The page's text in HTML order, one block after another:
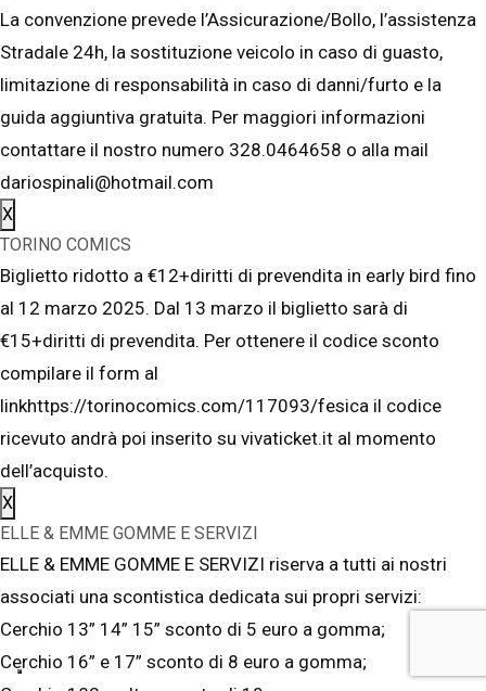
La convenzione prevede l’Assicurazione/Bollo, l’assistenza
Stradale 24h, la sostituzione veicolo in caso di guasto,
limitazione di responsabilità in caso di danni/furto e la
guida aggiuntiva gratuita. Per maggiori informazioni
contattare il nostro numero 328.0464658 o alla mail
dariospinali@hotmail.com
X
TORINO COMICS
Biglietto ridotto a €12+diritti di prevendita in early bird fino
al 12 marzo 2025. Dal 13 marzo il biglietto sarà di
€15+diritti di prevendita. Per ottenere il codice sconto
compilare il form al
linkhttps://torinocomics.com/117093/fesica il codice
ricevuto andrà poi inserito su vivaticket.it al momento
dell’acquisto.
X
ELLE & EMME GOMME E SERVIZI
ELLE & EMME GOMME E SERVIZI riserva a tutti ai nostri
associati una scontistica dedicata sui propri servizi:
Cerchio 13” 14” 15” sconto di 5 euro a gomma;
Cerchio 16” e 17” sconto di 8 euro a gomma;